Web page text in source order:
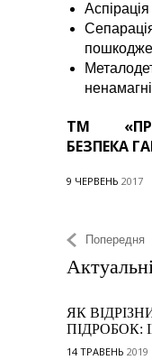
ТМ
БЕЗПЕКА
9 ЧЕРВЕНЬ 2017
Попередня
ЯК
ПІДРОБОК:
14 ТРАВЕНЬ 2019